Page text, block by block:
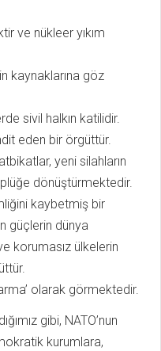
ve nükleer yıkım
kaynaklarına göz
sivil halkın katilidir.
eden bir örgüttür.
yeni silahların
dönüştürmektedir.
kaybetmiş bir
güçlerin dünya
korumasız ülkelerin
olarak görmektedir.
gibi, NATO’nun
kurumlara,